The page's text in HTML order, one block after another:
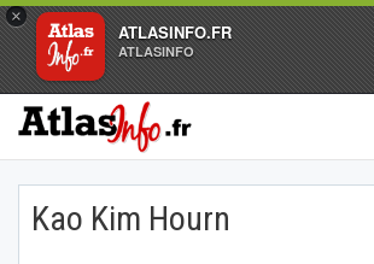
×
ATLASINFO.FR
ATLASINFO
Kao Kim Hourn